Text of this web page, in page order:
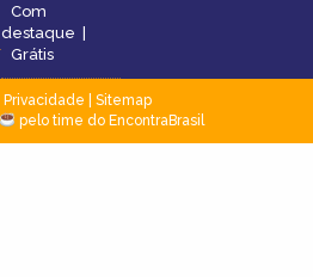
Com
destaque |
Grátis
Privacidade
Sitemap
pelo time do EncontraBrasil